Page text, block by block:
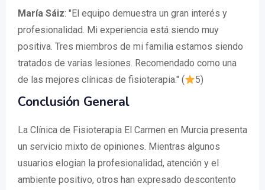
María Sáiz: "El equipo demuestra un gran interés y
profesionalidad. Mi experiencia está siendo muy
positiva. Tres miembros de mi familia estamos siendo
tratados de varias lesiones. Recomendado como una
de las mejores clínicas de fisioterapia." (
5)
Conclusión General
La Clínica de Fisioterapia El Carmen en Murcia presenta
un servicio mixto de opiniones. Mientras algunos
usuarios elogian la profesionalidad, atención y el
ambiente positivo, otros han expresado descontento